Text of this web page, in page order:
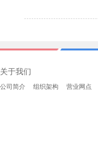
关于我们
公司简介 组织架构 营业网点